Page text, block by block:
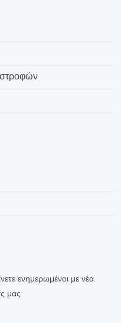
ενημερωμένοι με νέα
μας